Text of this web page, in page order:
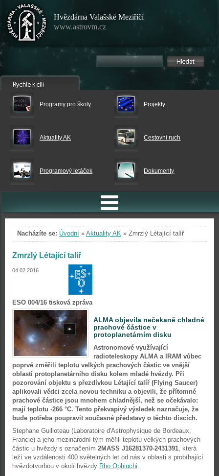
Hvězdárna Valašské Meziříčí
www.astrovm.cz
Programy pro školy Projekty
Aktuality AK Cestovní ruch
Programový letáček Dokumenty
Nacházíte se: Úvodní » Aktuality AK » Zmrzlý Létající talíř
Zmrzlý Létající talíř
04.02.2016
ESO 004/16 tisková zpráva
ALMA objevila nečekaně chladné
prachové částice v
protoplanetárním disku
Astronomové využívající
radioteleskopy ALMA a IRAM vůbec
poprvé změřili teplotu velkých prachových částic ve vnější
oblasti protoplanetárního disku kolem mladé hvězdy. Při
pozorování objektu s přezdívkou Létající talíř (Flying Saucer)
aplikovali vědci zcela novou techniku a objevili, že přítomné
prachové částice jsou mnohem chladnější, než se očekávalo:
mají teplotu -266 °C. Tento překvapivý výsledek naznačuje, že
bude potřeba poupravit současné představy o těchto discích.
Stephane Guilloteau (Laboratoire d'Astrophysique de Bordeaux,
Francie) a jeho mezinárodní tým měřili teplotu velkých prachových
částic u hvězdy s označením 2MASS J16281370-2431391, která
leží ve vzdálenosti 400 světelných let od nás v oblasti s probíhající
hvězdotvorbou v okolí hvězdy Rho Ophiuchi.